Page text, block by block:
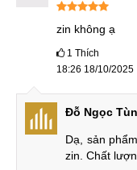
So sánh sản
Trong phân khúc
thương hay phân
Samsung S22 cũ.
hợp? Hãy theo dõi
iPhone 11 Pro cũ
zin không ạ
1 Thích
18:26 18/10/2025
Đỗ Ngọc
Dạ, sản
zin. Chất